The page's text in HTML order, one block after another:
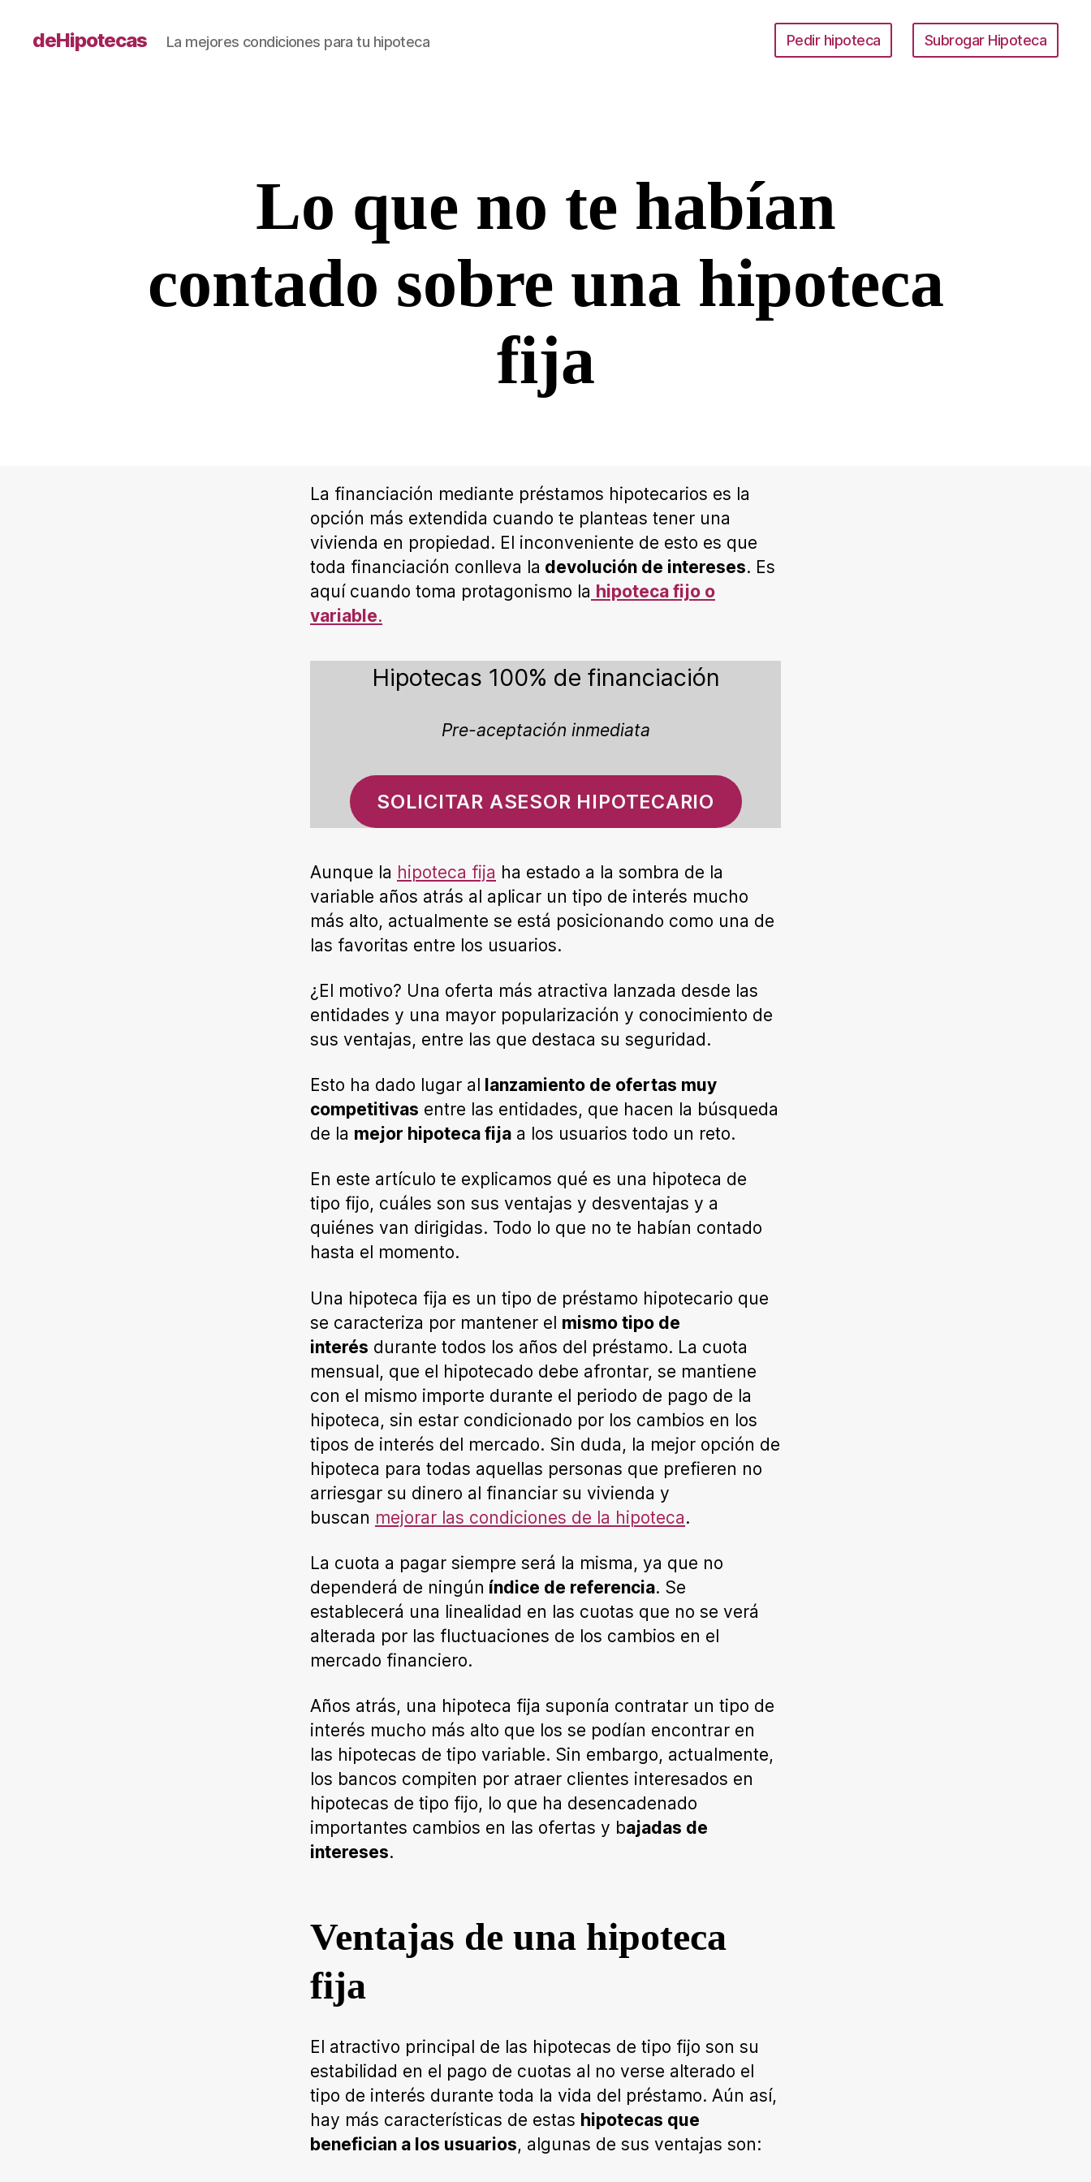
deHipotecas La mejores condiciones para tu hipoteca Pedir hipoteca Subrogar Hipoteca
Lo que no te habían
contado sobre una hipoteca
fija
La financiación mediante préstamos hipotecarios es la
opción más extendida cuando te planteas tener una
vivienda en propiedad. El inconveniente de esto es que
toda financiación conlleva la devolución de intereses. Es
aquí cuando toma protagonismo la hipoteca fijo o
variable.
Hipotecas 100% de financiación
Pre-aceptación inmediata
SOLICITAR ASESOR HIPOTECARIO
Aunque la hipoteca fija ha estado a la sombra de la
variable años atrás al aplicar un tipo de interés mucho
más alto, actualmente se está posicionando como una de
las favoritas entre los usuarios.
¿El motivo? Una oferta más atractiva lanzada desde las
entidades y una mayor popularización y conocimiento de
sus ventajas, entre las que destaca su seguridad.
Esto ha dado lugar al lanzamiento de ofertas muy
competitivas entre las entidades, que hacen la búsqueda
de la mejor hipoteca fija a los usuarios todo un reto.
En este artículo te explicamos qué es una hipoteca de
tipo fijo, cuáles son sus ventajas y desventajas y a
quiénes van dirigidas. Todo lo que no te habían contado
hasta el momento.
Una hipoteca fija es un tipo de préstamo hipotecario que
se caracteriza por mantener el mismo tipo de
interés durante todos los años del préstamo. La cuota
mensual, que el hipotecado debe afrontar, se mantiene
con el mismo importe durante el periodo de pago de la
hipoteca, sin estar condicionado por los cambios en los
tipos de interés del mercado. Sin duda, la mejor opción de
hipoteca para todas aquellas personas que prefieren no
arriesgar su dinero al financiar su vivienda y
buscan mejorar las condiciones de la hipoteca.
La cuota a pagar siempre será la misma, ya que no
dependerá de ningún índice de referencia. Se
establecerá una linealidad en las cuotas que no se verá
alterada por las fluctuaciones de los cambios en el
mercado financiero.
Años atrás, una hipoteca fija suponía contratar un tipo de
interés mucho más alto que los se podían encontrar en
las hipotecas de tipo variable. Sin embargo, actualmente,
los bancos compiten por atraer clientes interesados en
hipotecas de tipo fijo, lo que ha desencadenado
importantes cambios en las ofertas y bajadas de
intereses.
Ventajas de una hipoteca
fija
El atractivo principal de las hipotecas de tipo fijo son su
estabilidad en el pago de cuotas al no verse alterado el
tipo de interés durante toda la vida del préstamo. Aún así,
hay más características de estas hipotecas que
benefician a los usuarios, algunas de sus ventajas son: